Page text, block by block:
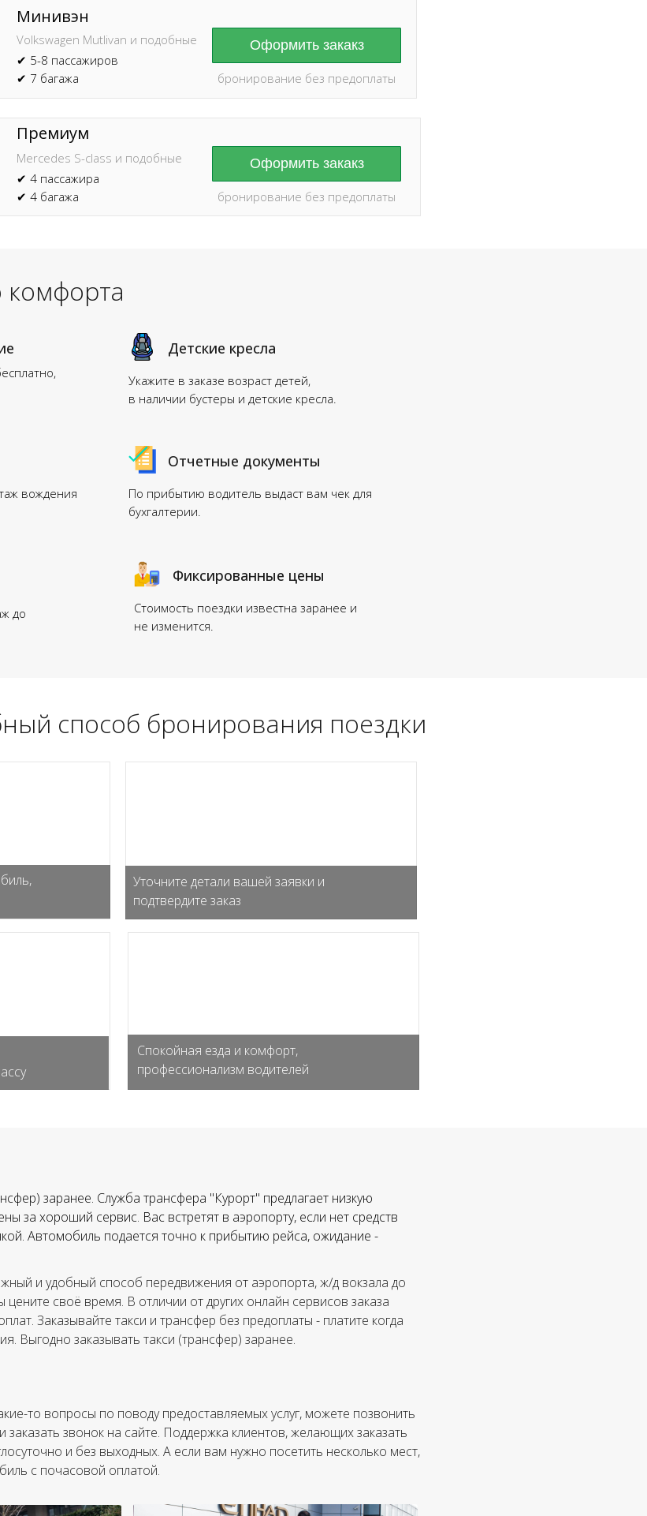
Минивэн
Volkswagen Mutlivan и подобные
✔ 5-8 пассажиров
✔ 7 багажа
Премиум
Mercedes S-class и подобные
✔ 4 пассажира
✔ 4 багажа
Оформить закакз
Оформить закакз
бронирование без предоплаты
бронирование без предоплаты
Укажите в заказе возраст детей,
в наличии бустеры и детские кресла.
до
Детские кресла
вождения
По прибытию водитель выдаст вам чек для
бухгалтерии.
Стоимость поездки известна заранее и
не изменится.
Отчетные документы
Фиксированные цены
комфорта
способ бронирования поездки
Уточните детали вашей заявки и
подтвердите заказ
Спокойная езда и комфорт,
профессионализм водителей
и удобный способ передвижения от аэропорта, ж/д вокзала до
цените своё время. В отличии от других онлайн сервисов заказа
Заказывайте такси и трансфер без предоплаты - платите когда
Выгодно заказывать такси (трансфер) заранее.
заранее. Служба трансфера "Курорт" предлагает низкую
за хороший сервис. Вас встретят в аэропорту, если нет средств
Автомобиль подается точно к прибытию рейса, ожидание -
то вопросы по поводу предоставляемых услуг, можете позвонить
звонок на сайте. Поддержка клиентов, желающих заказать
и без выходных. А если вам нужно посетить несколько мест,
с почасовой оплатой.